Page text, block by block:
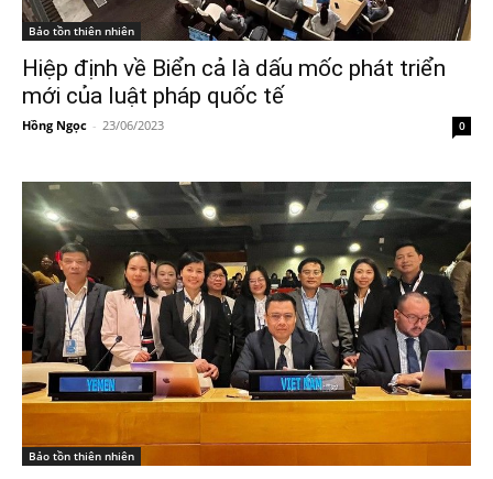
Bảo tồn thiên nhiên
Hiệp định về Biển cả là dấu mốc phát triển
mới của luật pháp quốc tế
Hồng Ngọc - 23/06/2023 0
Bảo tồn thiên nhiên